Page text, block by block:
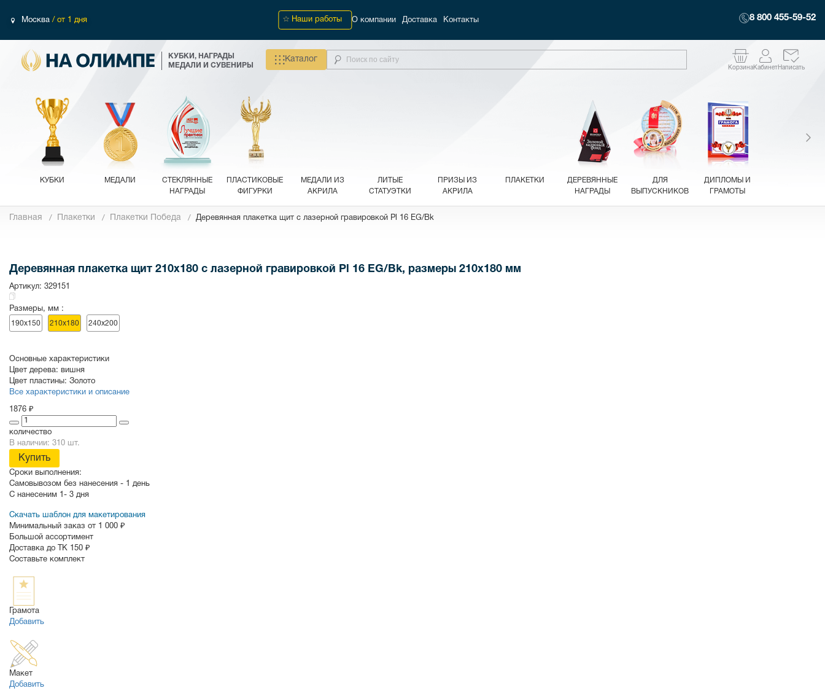
Москва / от 1 дня Наши работы О компании Доставка Контакты 8 800 455-59-52
КУБКИ, НАГРАДЫ
МЕДАЛИ И СУВЕНИРЫ
Каталог
КорзинаКабинетНаписать
КУБКИ МЕДАЛИ
СТЕКЛЯННЫЕ
НАГРАДЫ
ПЛАСТИКОВЫЕ
ФИГУРКИ
МЕДАЛИ ИЗ
АКРИЛА
ЛИТЫЕ
СТАТУЭТКИ
ПРИЗЫ ИЗ
АКРИЛА
ПЛАКЕТКИ
ДЕРЕВЯННЫЕ
НАГРАДЫ
ДЛЯ
ВЫПУСКНИКОВ
ДИПЛОМЫ И
ГРАМОТЫ
СУВЕНИРЫ РАСПРОДАЖА
Главная Плакетки Плакетки Победа Деревянная плакетка щит с лазерной гравировкой Pl 16 EG/Bk
Деревянная плакетка щит 210х180 с лазерной гравировкой Pl 16 EG/Bk, размеры 210х180 мм
Артикул: 329151
Размеры, мм :
190х150 210х180 240х200
Основные характеристики
Цвет дерева: вишня
Цвет пластины: Золото
Все характеристики и описание
1876 ₽
количество
В наличии: 310 шт.
Купить
Сроки выполнения:
Самовывозом без нанесения - 1 день
С нанесеним 1- 3 дня
Скачать шаблон для макетирования
Минимальный заказ от 1 000 ₽
Большой ассортимент
Доставка до ТК 150 ₽
Составьте комплект
Грамота
Добавить
Макет
Добавить